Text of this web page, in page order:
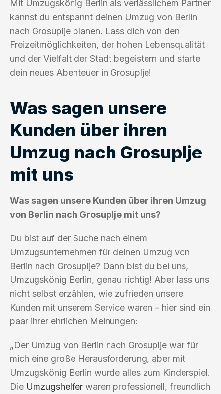
Mit Umzugskönig Berlin als verlässlichem Partner
kannst du entspannt deinen Umzug von Berlin
nach Grosuplje planen. Lass dich von den
Freizeitmöglichkeiten, der hohen Lebensqualität
und der Vielfalt der Stadt begeistern und starte
dein neues Abenteuer in Grosuplje!
Was sagen unsere
Kunden über ihren
Umzug nach Grosuplje
mit uns
Was sagen unsere Kunden über ihren Umzug
von Berlin nach Grosuplje mit uns?
Du bist auf der Suche nach einem
Umzugsunternehmen für deinen Umzug von
Berlin nach Grosuplje? Dann bist du bei uns,
Umzugskönig Berlin, genau richtig! Aber lass uns
nicht selbst erzählen, wie zufrieden unsere
Kunden mit unserem Service waren – hier sind ein
paar ihrer ehrlichen Meinungen:
„Der Umzug von Berlin nach Grosuplje war für
mich eine große Herausforderung, aber mit
Umzugskönig Berlin wurde alles zum Kinderspiel.
Die Umzugshelfer waren professionell, freundlich